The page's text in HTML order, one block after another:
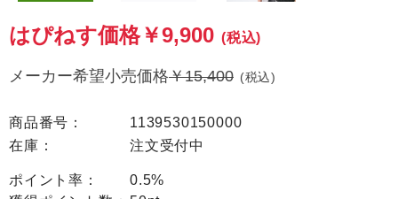
はぴねす価格￥9,900 (税込)
メーカー希望小売価格￥15,400 (税込)
商品番号：
1139530150000
在庫：
注文受付中
ポイント率：
0.5%